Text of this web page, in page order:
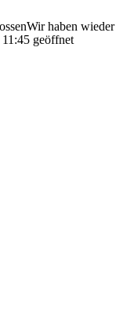
Wir haben wieder
geöffnet